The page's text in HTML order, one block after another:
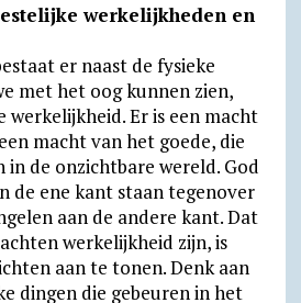
werkelijkheden en
er naast de fysieke
met het oog kunnen zien,
werkelijkheid. Er is een macht
macht van het goede, die
de onzichtbare wereld. God
de ene kant staan tegenover
aan de andere kant. Dat
werkelijkheid zijn, is
aan te tonen. Denk aan
dingen die gebeuren in het